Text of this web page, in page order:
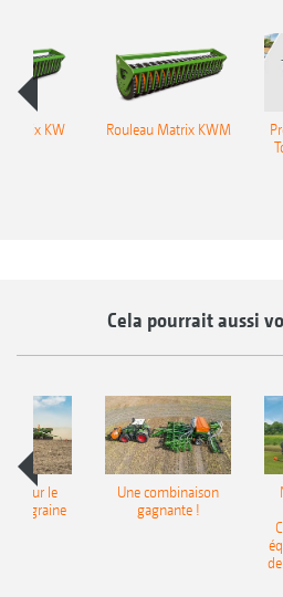
Matrix KW Rouleau Matrix KWM
Cela pourrait aussi
pour le
Une combinaison
gagnante !